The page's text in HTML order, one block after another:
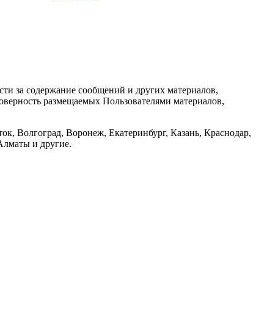
за содержание сообщений и других материалов,
размещаемых Пользователями материалов,
Волгоград, Воронеж, Екатеринбург, Казань, Краснодар,
и другие.